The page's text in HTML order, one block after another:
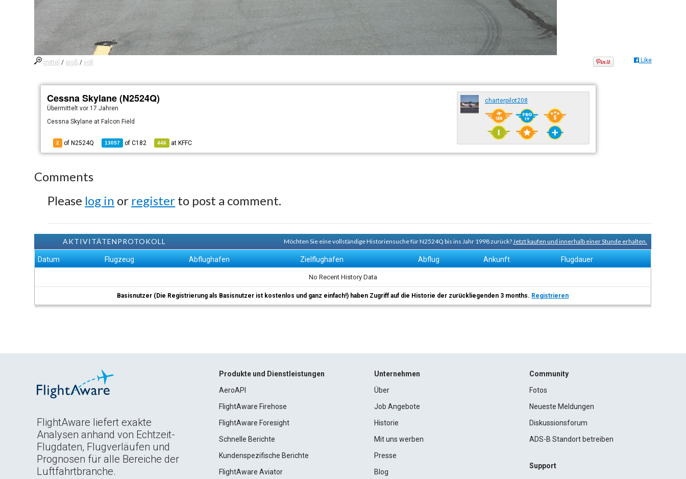
mittel / groß /voll Like
Cessna Skylane (N2524Q)
Übermitteltvor 17 Jahren
Cessna Skylane at Falcon Field
2 of N2524Q 13057 ofC182 446 at KFFC
charterpilot208
Comments
Please log in or register to post a comment.
AKTIVITÄTENPROTOKOLL Möchten Sie eine vollständige Historiensuche für N2524Q bis ins Jahr 1998 zurück?Jetzt kaufen und innerhalb einer Stunde erhalten.
Datum Flugzeug Abflughafen Zielflughafen Abflug Ankunft Flugdauer
No Recent History Data
Basisnutzer (Die Registrierung als Basisnutzer ist kostenlos und ganz einfach!) haben Zugriff auf die Historie der zurückliegenden 3 months. Registrieren
FlightAware liefert exakte
Analysen anhand von Echtzeit-
Flugdaten, Flugverläufen und
Prognosen für alle Bereiche der
Luftfahrtbranche.
Produkte und Dienstleistungen
AeroAPI
FlightAware Firehose
FlightAware Foresight
Schnelle Berichte
Kundenspezifische Berichte
FlightAware Aviator
Unternehmen
Über
Job Angebote
Historie
Mit uns werben
Presse
Blog
Community
Fotos
Neueste Meldungen
Diskussionsforum
ADS-B Standort betreiben
Support